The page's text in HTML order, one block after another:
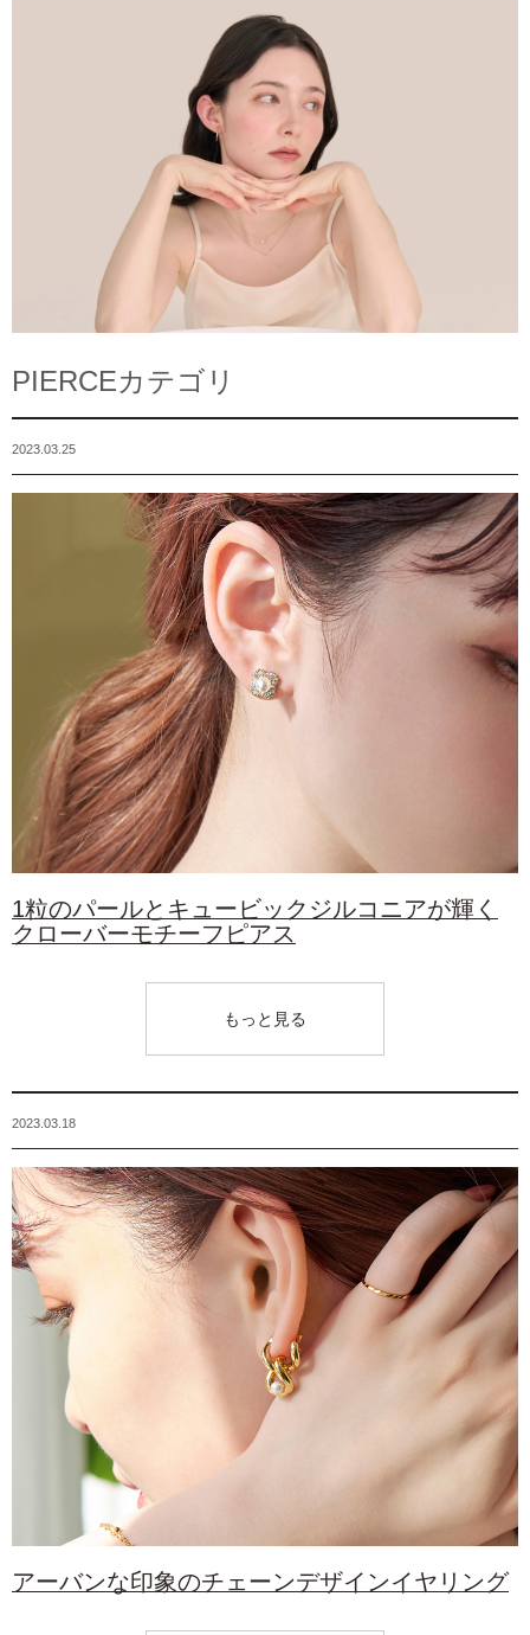
PIERCEカテゴリ
2023.03.25
1粒のパールとキュービックジルコニアが輝く
クローバーモチーフピアス
もっと見る
2023.03.18
アーバンな印象のチェーンデザインイヤリング